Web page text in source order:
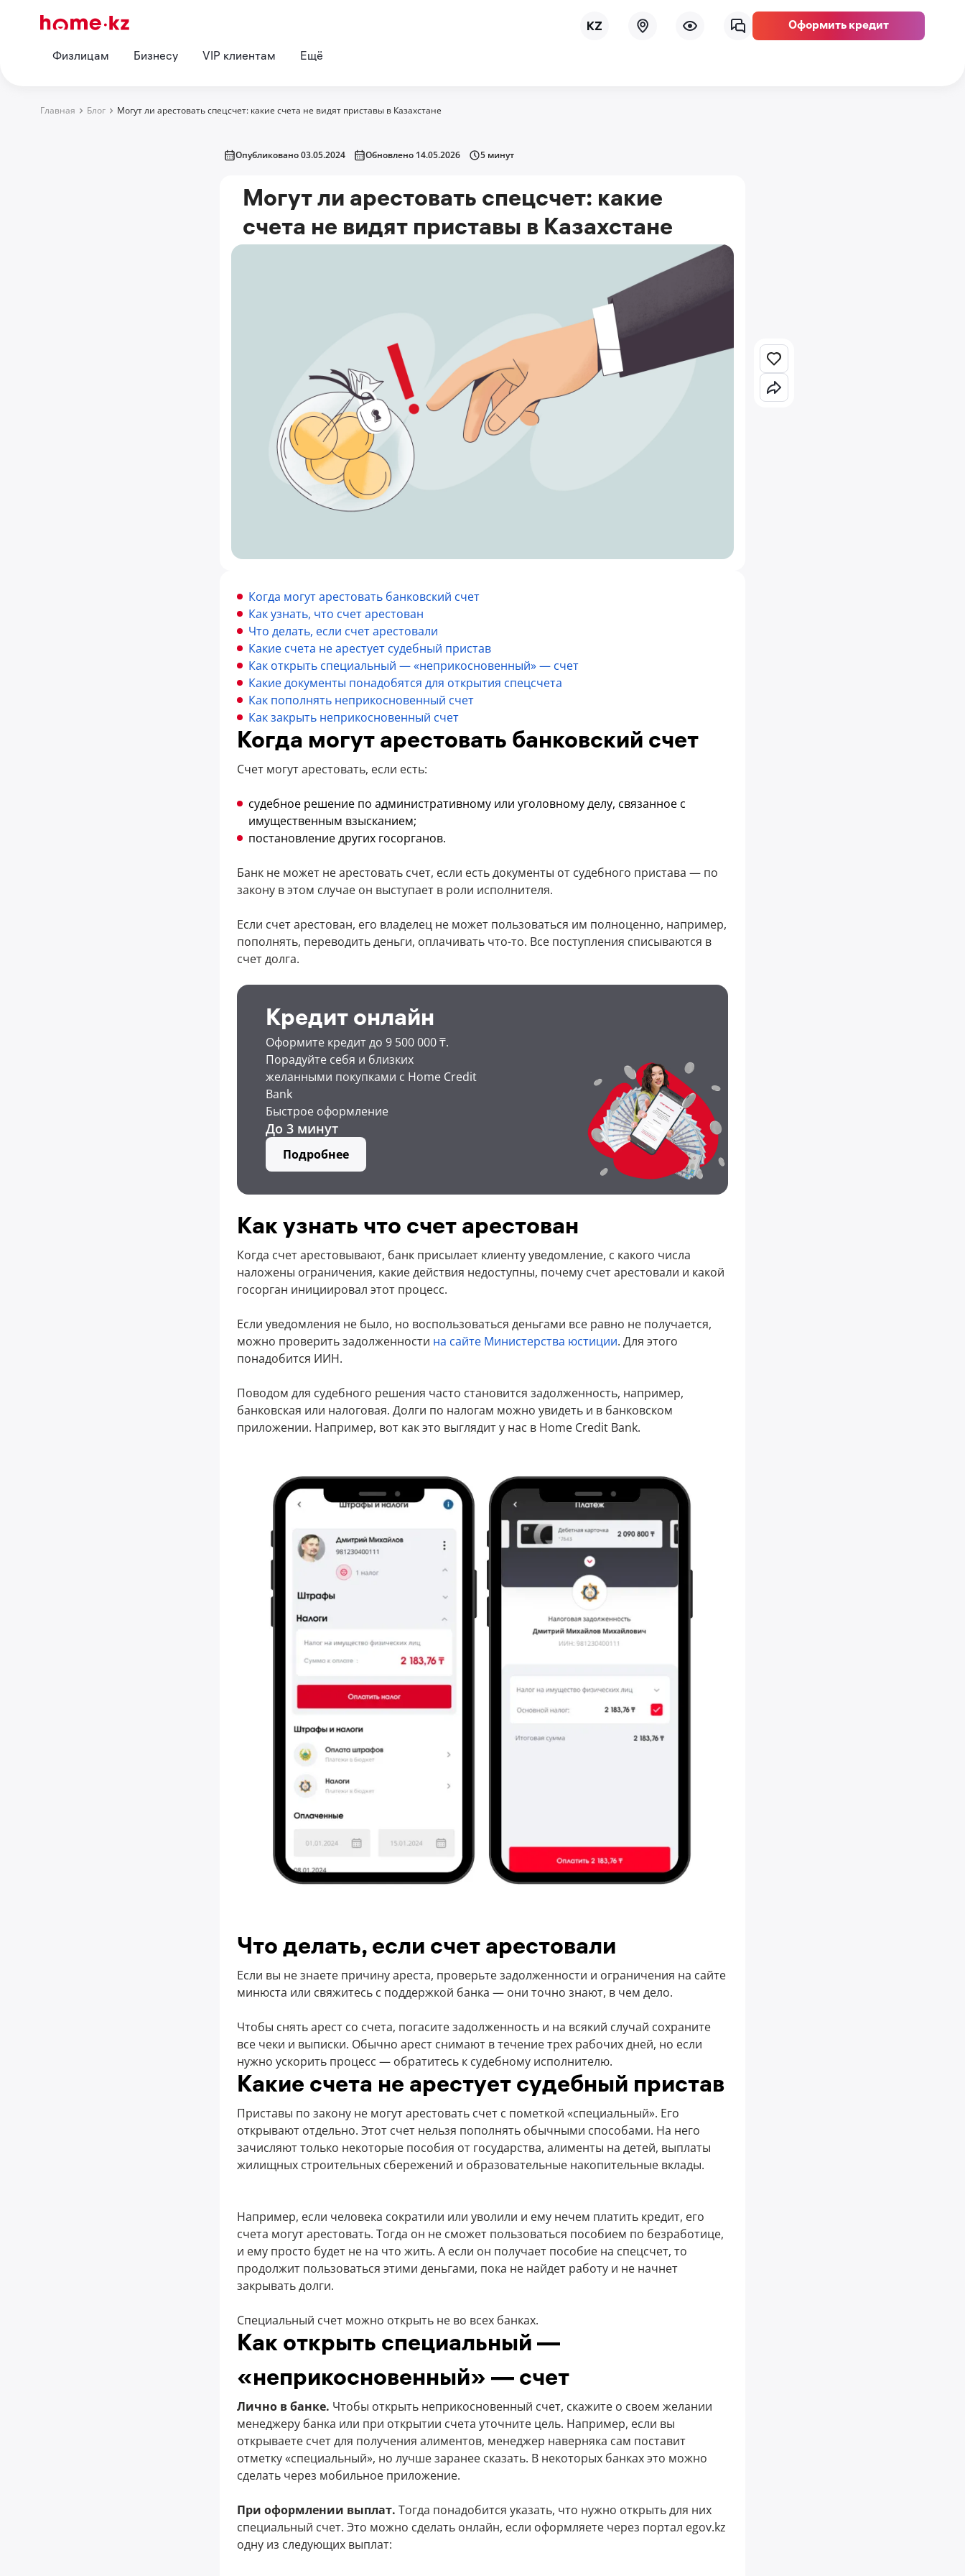
Оформить кредит
Физлицам Бизнесу VIP клиентам Ещё
Главная Блог Могут ли арестовать спецсчет: какие счета не видят приставы в Казахстане
Опубликовано 03.05.2024 Обновлено 14.05.2026 5 минут
Могут ли арестовать спецсчет: какие
счета не видят приставы в Казахстане
Когда могут арестовать банковский счет
Как узнать, что счет арестован
Что делать, если счет арестовали
Какие счета не арестует судебный пристав
Как открыть специальный — «неприкосновенный» — счет
Какие документы понадобятся для открытия спецсчета
Как пополнять неприкосновенный счет
Как закрыть неприкосновенный счет
Когда могут арестовать банковский счет
Счет могут арестовать, если есть:
судебное решение по административному или уголовному делу, связанное с
имущественным взысканием;
постановление других госорганов.
Банк не может не арестовать счет, если есть документы от судебного пристава — по
закону в этом случае он выступает в роли исполнителя.
Если счет арестован, его владелец не может пользоваться им полноценно, например,
пополнять, переводить деньги, оплачивать что-то. Все поступления списываются в
счет долга.
Кредит онлайн
Оформите кредит до 9 500 000 ₸.
Порадуйте себя и близких
желанными покупками с Home Credit
Bank
Быстрое оформление
До 3 минут
Подробнее
Как узнать что счет арестован
Когда счет арестовывают, банк присылает клиенту уведомление, с какого числа
наложены ограничения, какие действия недоступны, почему счет арестовали и какой
госорган инициировал этот процесс.
Если уведомления не было, но воспользоваться деньгами все равно не получается,
можно проверить задолженности на сайте Министерства юстиции. Для этого
понадобится ИИН.
Поводом для судебного решения часто становится задолженность, например,
банковская или налоговая. Долги по налогам можно увидеть и в банковском
приложении. Например, вот как это выглядит у нас в Home Credit Bank.
Что делать, если счет арестовали
Если вы не знаете причину ареста, проверьте задолженности и ограничения на сайте
минюста или свяжитесь с поддержкой банка — они точно знают, в чем дело.
Чтобы снять арест со счета, погасите задолженность и на всякий случай сохраните
все чеки и выписки. Обычно арест снимают в течение трех рабочих дней, но если
нужно ускорить процесс — обратитесь к судебному исполнителю.
Какие счета не арестует судебный пристав
Приставы по закону не могут арестовать счет с пометкой «специальный». Его
открывают отдельно. Этот счет нельзя пополнять обычными способами. На него
зачисляют только некоторые пособия от государства, алименты на детей, выплаты
жилищных строительных сбережений и образовательные накопительные вклады.
Например, если человека сократили или уволили и ему нечем платить кредит, его
счета могут арестовать. Тогда он не сможет пользоваться пособием по безработице,
и ему просто будет не на что жить. А если он получает пособие на спецсчет, то
продолжит пользоваться этими деньгами, пока не найдет работу и не начнет
закрывать долги.
Специальный счет можно открыть не во всех банках.
Как открыть специальный —
«неприкосновенный» — счет
Лично в банке. Чтобы открыть неприкосновенный счет, скажите о своем желании
менеджеру банка или при открытии счета уточните цель. Например, если вы
открываете счет для получения алиментов, менеджер наверняка сам поставит
отметку «специальный», но лучше заранее сказать. В некоторых банках это можно
сделать через мобильное приложение.
При оформлении выплат. Тогда понадобится указать, что нужно открыть для них
специальный счет. Это можно сделать онлайн, если оформляете через портал egov.kz
одну из следующих выплат: